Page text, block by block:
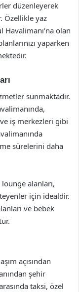
düzenleyerek
Özellikle yaz
olan
yaparken
sunmaktadır.
iş merkezleri gibi
sürelerini daha
alanları,
için idealdir.
ve bebek
açısından
şehir
taksi, özel